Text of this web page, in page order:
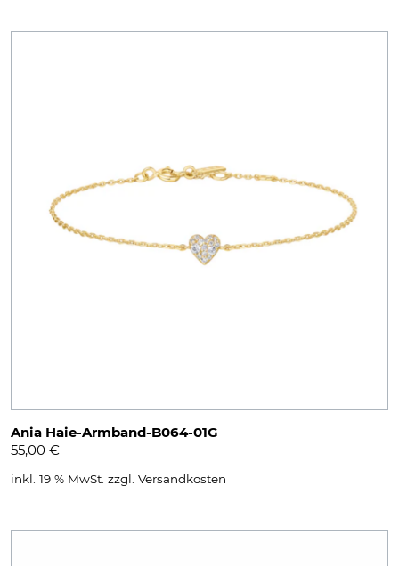
Ania Haie-Armband-B064-01G
55,00 €
inkl. 19 % MwSt. zzgl. Versandkosten